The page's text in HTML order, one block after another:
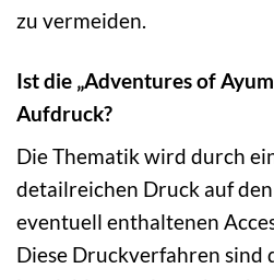
zu vermeiden.
Ist die „Adventures of
Aufdruck?
Die Thematik wird durch
detailreichen Druck auf
eventuell enthaltenen
Diese Druckverfahren sind